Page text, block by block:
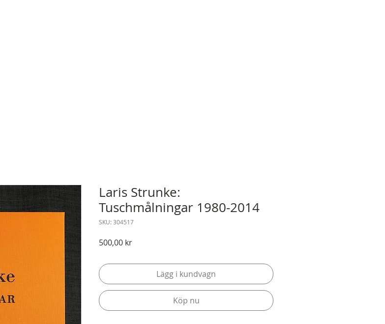
Laris Strunke:
Tuschmålningar 1980-2014
SKU: 304517
500,00 krPris
Lägg i kundvagn
Köp nu